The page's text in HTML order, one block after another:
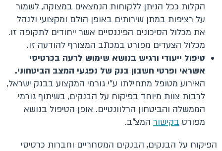
הקלות ככל הניתן ללקוחות הנמצאים במצוקה, לשמור
על רציפות במתן שירותים באופן הולם ומקצועי ולנהל
את מכלול הסיכונים הפיננסיים אשר ייחודים לתקופה זו.
מכלול הצעדים מפורט במכתב המצורף להודעה זו.
טיפול ייעודי ורגיש בנושא שימוש לרעה בכרטיסי
אשראי ופרטי חשבון בנק של נפגעי המצב הביטחוני.
האירוע מטופל מתחילתו ע"י גורמי המקצוע בבנק ישראל,
לרבות צוות מיוחד בפיקוח על הבנקים, בשיתוף גורמי
הממשלה והביטחון הרלוונטיים. אופן הטיפול בנושא
מפורט בקישור המצ"ב.
הפיקוח על הבנקים, הבנקים המסחריים וחברות כרטיסי